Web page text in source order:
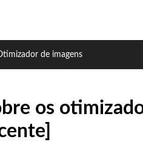
de imagens
os